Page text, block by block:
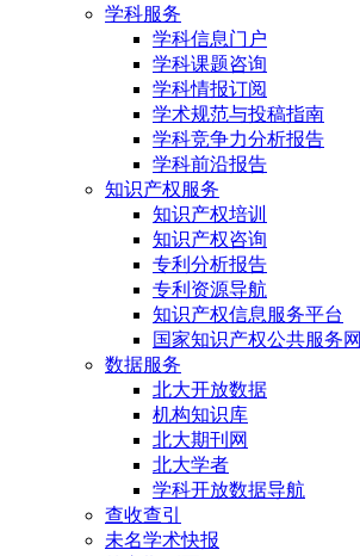
学科服务
学科信息门户
学科课题咨询
学科情报订阅
学术规范与投稿指南
学科竞争力分析报告
学科前沿报告
知识产权服务
知识产权培训
知识产权咨询
专利分析报告
专利资源导航
知识产权信息服务平台
国家知识产权公共服务网
数据服务
北大开放数据
机构知识库
北大期刊网
北大学者
学科开放数据导航
查收查引
未名学术快报